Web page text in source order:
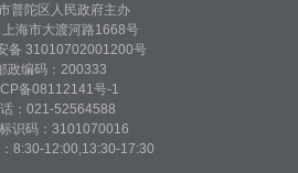
市普陀区人民政府主办
海市大渡河路1668号
备 31010702001200号
政编码：200333
备08112141号-1
：021-52564588
识码：3101070016
8:30-12:00,13:30-17:30